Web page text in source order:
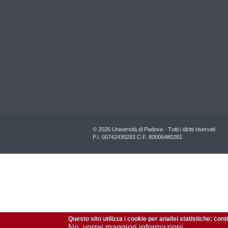
© 2026 Università di Padova - Tutti i diritti riservati
P.I. 00742430283 C.F. 80006480281
Questo sito utilizza i cookie per analisi statistiche: